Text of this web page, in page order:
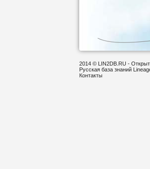
2014 © LIN2DB.RU -
Русская база знаний
Контакты